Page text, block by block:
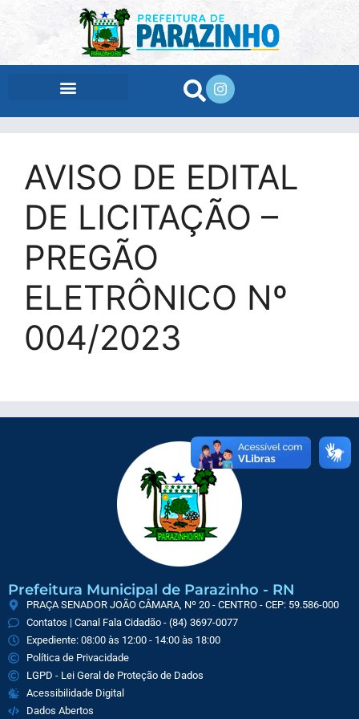
AVISO DE EDITAL
DE LICITAÇÃO –
PREGÃO
ELETRÔNICO Nº
004/2023
Prefeitura Municipal de Parazinho - RN
PRAÇA SENADOR JOÃO CÂMARA, Nº 20 - CENTRO - CEP: 59.586-000
Contatos | Canal Fala Cidadão - (84) 3697-0077
Expediente: 08:00 às 12:00 - 14:00 às 18:00
Política de Privacidade
LGPD - Lei Geral de Proteção de Dados
Acessibilidade Digital
Dados Abertos